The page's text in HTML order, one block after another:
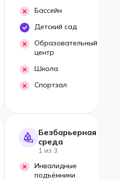
Бассейн
Детский сад
Образовательный
центр
Школа
Спортзал
Безбарьерная
среда
1 из 3
Инвалидные
подъёмники